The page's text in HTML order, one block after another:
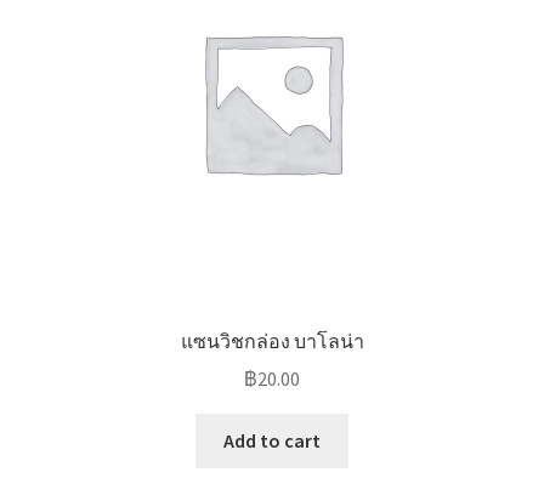
แซนวิชกล่อง บาโลน่า
฿20.00
Add to cart